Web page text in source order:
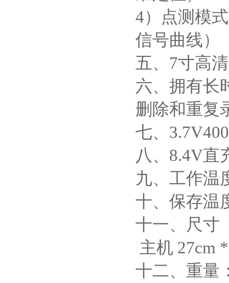
4）点测模
信号曲线）
五、7寸高
六、拥有长
删除和重复
七、
八、8.4V直
九、工作
十、保存温
十一、尺寸
主机 27cm
十二、重量